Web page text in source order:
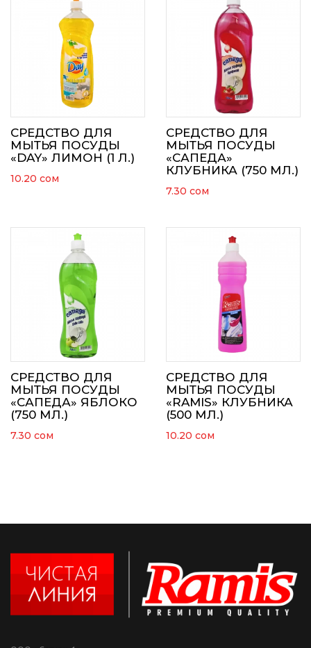
СРЕДСТВО ДЛЯ
МЫТЬЯ ПОСУДЫ
«DAY» ЛИМОН (1 Л.)
10.20 сом
СРЕДСТВО ДЛЯ
МЫТЬЯ ПОСУДЫ
«САПЕДА»
КЛУБНИКА (750 МЛ.)
7.30 сом
СРЕДСТВО ДЛЯ
МЫТЬЯ ПОСУДЫ
«САПЕДА» ЯБЛОКО
(750 МЛ.)
7.30 сом
СРЕДСТВО ДЛЯ
МЫТЬЯ ПОСУДЫ
«RAMIS» КЛУБНИКА
(500 МЛ.)
10.20 сом